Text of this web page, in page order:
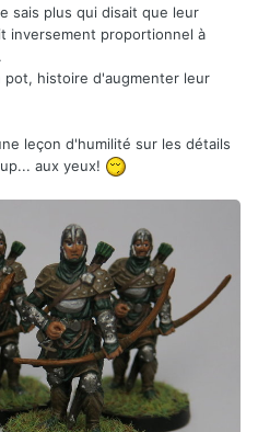
sais plus qui disait que leur
inversement proportionnel à
pot, histoire d'augmenter leur
leçon d'humilité sur les détails
aux yeux!